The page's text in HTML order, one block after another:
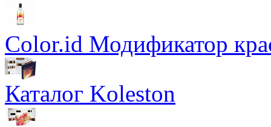
Color.id Модификатор
Каталог Koleston